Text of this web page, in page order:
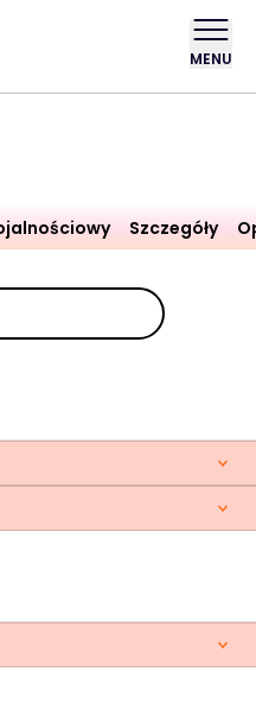
MENU
Szczegóły